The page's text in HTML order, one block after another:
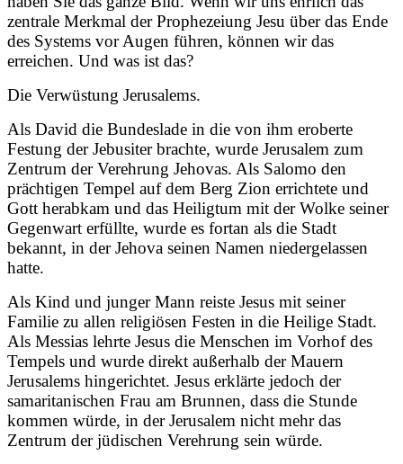
zentrale Merkmal der Prophezeiung Jesu über das Ende
des Systems vor Augen führen, können wir das
erreichen. Und was ist das?
Die Verwüstung Jerusalems.
Als David die Bundeslade in die von ihm eroberte
Festung der Jebusiter brachte, wurde Jerusalem zum
Zentrum der Verehrung Jehovas. Als Salomo den
prächtigen Tempel auf dem Berg Zion errichtete und
Gott herabkam und das Heiligtum mit der Wolke seiner
Gegenwart erfüllte, wurde es fortan als die Stadt
bekannt, in der Jehova seinen Namen niedergelassen
hatte.
Als Kind und junger Mann reiste Jesus mit seiner
Familie zu allen religiösen Festen in die Heilige Stadt.
Als Messias lehrte Jesus die Menschen im Vorhof des
Tempels und wurde direkt außerhalb der Mauern
Jerusalems hingerichtet. Jesus erklärte jedoch der
samaritanischen Frau am Brunnen, dass die Stunde
kommen würde, in der Jerusalem nicht mehr das
Zentrum der jüdischen Verehrung sein würde.